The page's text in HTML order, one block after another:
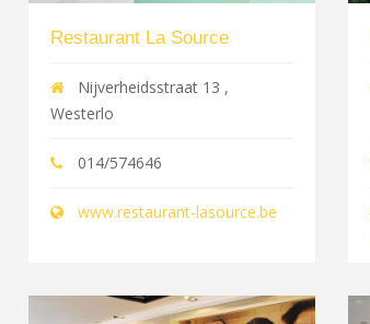
Restaurant La Source
Nijverheidsstraat 13 ,
Westerlo
014/574646
www.restaurant-lasource.be